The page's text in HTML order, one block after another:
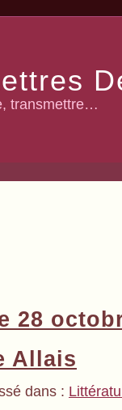
transmettre…
28
Allais
dans :